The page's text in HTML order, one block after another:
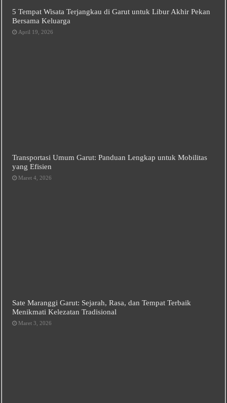
5 Tempat Wisata Terjangkau di Garut untuk Libur Akhir Pekan
Bersama Keluarga
April 19, 2026
Transportasi Umum Garut: Panduan Lengkap untuk Mobilitas
yang Efisien
Maret 4, 2026
Sate Maranggi Garut: Sejarah, Rasa, dan Tempat Terbaik
Menikmati Kelezatan Tradisional
Maret 3, 2026